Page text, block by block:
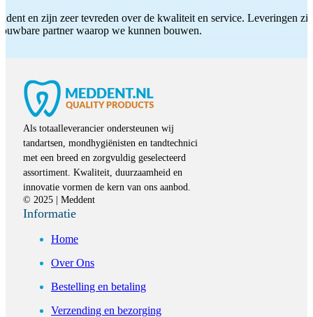
en zijn zeer tevreden over de kwaliteit en service. Leveringen
partner waarop we kunnen bouwen.
Als totaalleverancier ondersteunen wij
tandartsen, mondhygiënisten en tandtechnici
met een breed en zorgvuldig geselecteerd
assortiment. Kwaliteit, duurzaamheid en
innovatie vormen de kern van ons aanbod.
© 2025 | Meddent
Informatie
Home
Over Ons
Bestelling en betaling
Verzending en bezorging